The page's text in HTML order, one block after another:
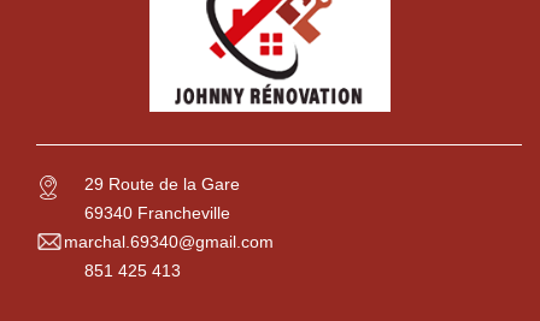
29 Route de la Gare
69340 Francheville
marchal.69340@gmail.com
851 425 413